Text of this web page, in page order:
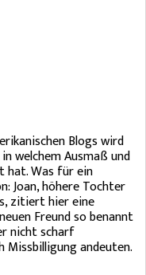
Blogs wird
welchem Ausmaß und
hat. Was für ein
Joan, höhere Tochter
zitiert hier eine
Freund so benannt
nicht scharf
Missbilligung andeuten.